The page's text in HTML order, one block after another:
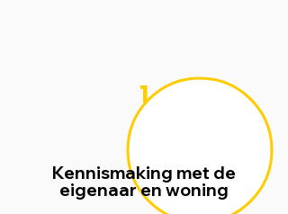
1
Kennismaking met de
eigenaar en woning